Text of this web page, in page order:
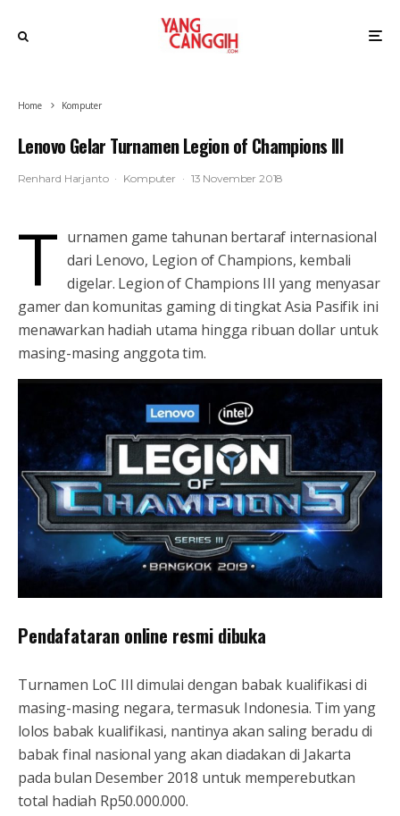
Home Komputer
Lenovo Gelar Turnamen Legion of Champions III
Renhard Harjanto · Komputer · 13 November 2018
T urnamen game tahunan bertaraf internasional
dari Lenovo, Legion of Champions, kembali
digelar. Legion of Champions III yang menyasar
gamer dan komunitas gaming di tingkat Asia Pasifik ini
menawarkan hadiah utama hingga ribuan dollar untuk
masing-masing anggota tim.
Pendafataran online resmi dibuka
Turnamen LoC III dimulai dengan babak kualifikasi di
masing-masing negara, termasuk Indonesia. Tim yang
lolos babak kualifikasi, nantinya akan saling beradu di
babak final nasional yang akan diadakan di Jakarta
pada bulan Desember 2018 untuk memperebutkan
total hadiah Rp50.000.000.